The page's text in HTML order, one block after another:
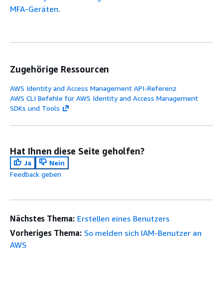
MFA-Geräten.
Zugehörige Ressourcen
AWS Identity and Access Management API-Referenz
AWS CLI Befehle für AWS Identity and Access Management
SDKs und Tools
Hat Ihnen diese Seite geholfen?
Ja
Nein
Feedback geben
Nächstes Thema: Erstellen eines Benutzers
Vorheriges Thema: So melden sich IAM-Benutzer an
AWS